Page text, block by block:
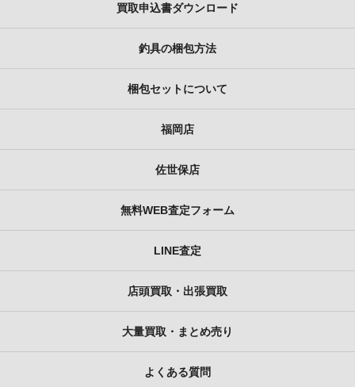
買取申込書ダウンロード
釣具の梱包方法
梱包セットについて
福岡店
佐世保店
無料WEB査定フォーム
LINE査定
店頭買取・出張買取
大量買取・まとめ売り
よくある質問